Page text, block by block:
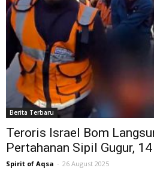
Berita Terbaru
Teroris Israel Bom
Pertahanan Sipil Gugur,
Spirit of Aqsa - 26 August 2025